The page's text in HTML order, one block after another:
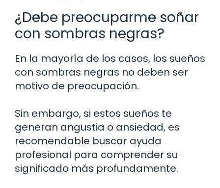
¿Debe preocuparme soñar
con sombras negras?
En la mayoría de los casos, los sueños
con sombras negras no deben ser
motivo de preocupación.
Sin embargo, si estos sueños te
generan angustia o ansiedad, es
recomendable buscar ayuda
profesional para comprender su
significado más profundamente.